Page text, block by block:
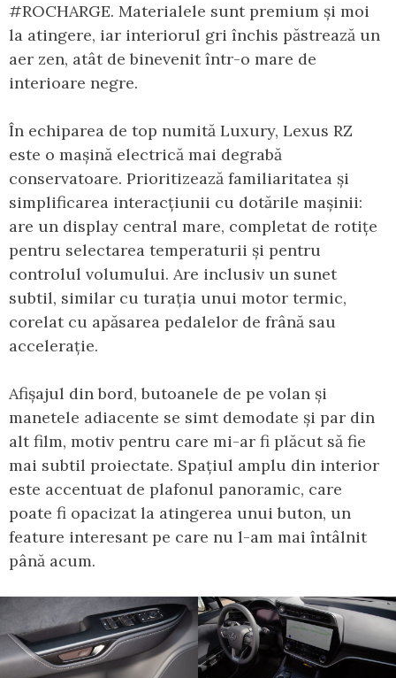
#ROCHARGE. Materialele sunt premium și moi
la atingere, iar interiorul gri închis păstrează un
aer zen, atât de binevenit într-o mare de
interioare negre.
În echiparea de top numită Luxury, Lexus RZ
este o mașină electrică mai degrabă
conservatoare. Prioritizează familiaritatea și
simplificarea interacțiunii cu dotările mașinii:
are un display central mare, completat de rotițe
pentru selectarea temperaturii și pentru
controlul volumului. Are inclusiv un sunet
subtil, similar cu turația unui motor termic,
corelat cu apăsarea pedalelor de frână sau
accelerație.
Afișajul din bord, butoanele de pe volan și
manetele adiacente se simt demodate și par din
alt film, motiv pentru care mi-ar fi plăcut să fie
mai subtil proiectate. Spațiul amplu din interior
este accentuat de plafonul panoramic, care
poate fi opacizat la atingerea unui buton, un
feature interesant pe care nu l-am mai întâlnit
până acum.